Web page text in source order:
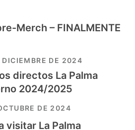
Merch – FINALMENTE
DICIEMBRE DE 2024
directos La Palma
2024/2025
DE 2024
visitar La Palma